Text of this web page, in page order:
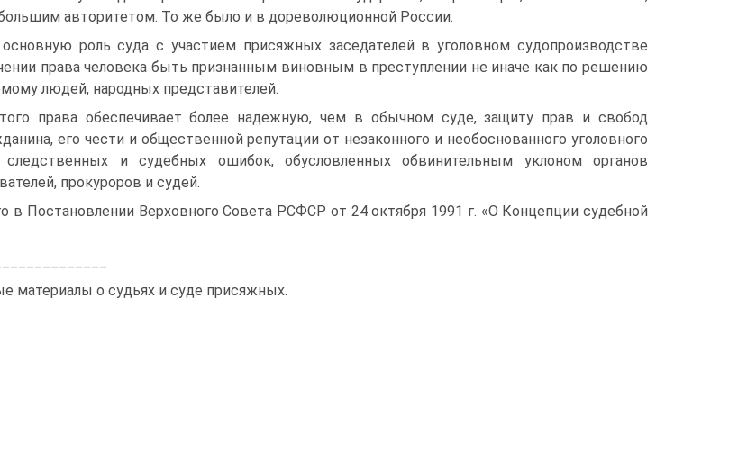
авторитетом. То же было и в дореволюционной России.
роль суда с участием присяжных заседателей в уголовном судопроизводстве
права человека быть признанным виновным в преступлении не иначе как по решению
людей, народных представителей.
права обеспечивает более надежную, чем в обычном суде, защиту прав и свобод
его чести и общественной репутации от незаконного и необоснованного уголовного
следственных и судебных ошибок, обусловленных обвинительным уклоном органов
прокуроров и судей.
в Постановлении Верховного Совета РСФСР от 24 октября 1991 г. «О Концепции судебной
материалы о судьях и суде присяжных.